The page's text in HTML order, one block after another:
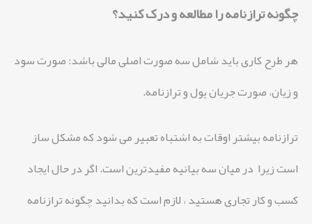
چگونه ترازنامه را مطالعه و درک کنید؟
هر طرح کاری باید شامل سه صورت اصلی مالی باشد: صورت سود
و زیان، صورت جریان پول و ترازنامه.
ترازنامه بیشتر اوقات به اشتباه تعبیر می شود که مشکل ساز
است زیرا در میان سه بیانیه مفیدترین است. اگر در حال ایجاد
کسب و کار تجاری هستید ، لازم است که بدانید چگونه ترازنامه